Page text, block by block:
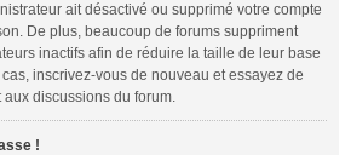
ait désactivé ou supprimé votre compte
De plus, beaucoup de forums suppriment
inactifs afin de réduire la taille de leur base
inscrivez-vous de nouveau et essayez de
discussions du forum.
!